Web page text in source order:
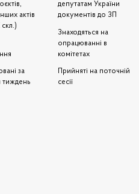
актів
скл.)
за
тиждень
депутатам України
документів до ЗП
Знаходяться на
опрацюванні в
комітетах
Прийняті на поточній
сесії